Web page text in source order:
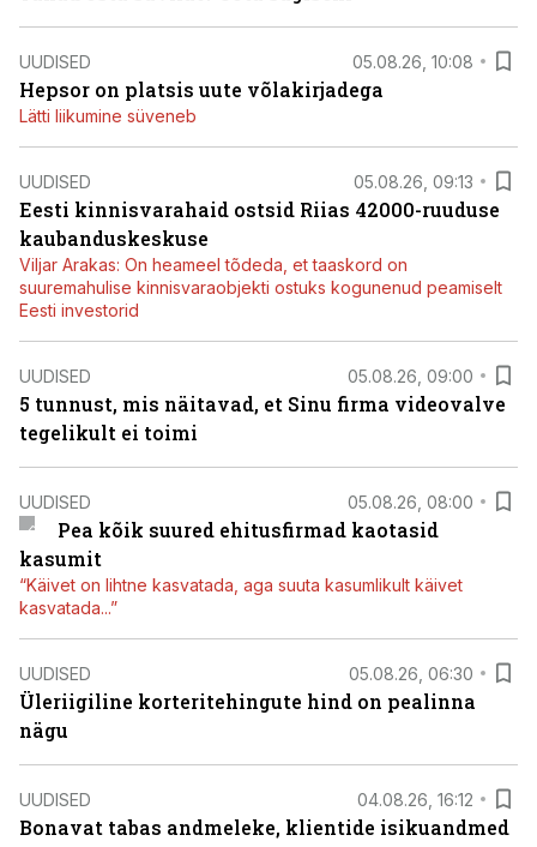
UUDISED 05.08.26, 10:08
Hepsor on platsis uute võlakirjadega
Lätti liikumine süveneb
UUDISED 05.08.26, 09:13
Eesti kinnisvarahaid ostsid Riias 42000-ruuduse
kaubanduskeskuse
Viljar Arakas: On heameel tõdeda, et taaskord on
suuremahulise kinnisvaraobjekti ostuks kogunenud peamiselt
Eesti investorid
UUDISED 05.08.26, 09:00
5 tunnust, mis näitavad, et Sinu firma videovalve
tegelikult ei toimi
UUDISED 05.08.26, 08:00
Pea kõik suured ehitusfirmad kaotasid
kasumit
“Käivet on lihtne kasvatada, aga suuta kasumlikult käivet
kasvatada...”
UUDISED 05.08.26, 06:30
Üleriigiline korteritehingute hind on pealinna
nägu
UUDISED 04.08.26, 16:12
Bonavat tabas andmeleke, klientide isikuandmed